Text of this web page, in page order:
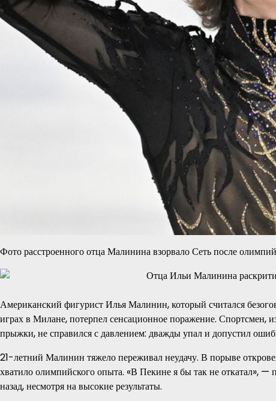
Фото расстроенного отца Малинина взорвало Сеть после
Американский фигурист Илья Малинин, который считался
играх в Милане, потерпел сенсационное поражение. Спортсмен,
прыжки, не справился с давлением: дважды упал и допустил
21-летний Малинин тяжело переживал неудачу. В порыве
хватило олимпийского опыта. «В Пекине я бы так не откатал», —
назад, несмотря на высокие результаты.